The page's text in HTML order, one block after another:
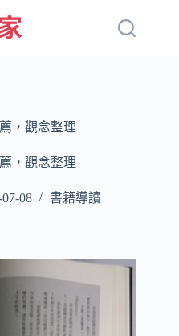
，觀念整理
，觀念整理
07-08 書籍導讀